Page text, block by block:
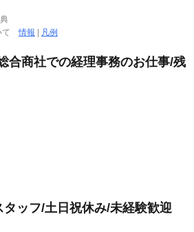
て情報 | 凡例
合商社での経理事務のお仕事/残
ッフ/土日祝休み/未経験歓迎